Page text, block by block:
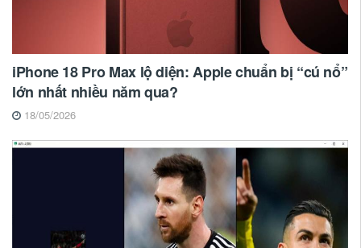
iPhone 18 Pro Max lộ diện: Apple chuẩn bị “cú nổ”
lớn nhất nhiều năm qua?
18/05/2026